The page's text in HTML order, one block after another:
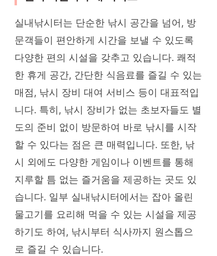
실내낚시터는 단순한 낚시 공간을 넘어, 방
문객들이 편안하게 시간을 보낼 수 있도록
다양한 편의 시설을 갖추고 있습니다. 쾌적
한 휴게 공간, 간단한 식음료를 즐길 수 있는
매점, 낚시 장비 대여 서비스 등이 대표적입
니다. 특히, 낚시 장비가 없는 초보자들도 별
도의 준비 없이 방문하여 바로 낚시를 시작
할 수 있다는 점은 큰 매력입니다. 또한, 낚
시 외에도 다양한 게임이나 이벤트를 통해
지루할 틈 없는 즐거움을 제공하는 곳도 있
습니다. 일부 실내낚시터에서는 잡아 올린
물고기를 요리해 먹을 수 있는 시설을 제공
하기도 하여, 낚시부터 식사까지 원스톱으
로 즐길 수 있습니다.